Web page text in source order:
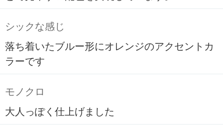
シックな感じ
落ち着いたブルー形にオレンジのアクセントカ
ラーです
モノクロ
大人っぽく仕上げました